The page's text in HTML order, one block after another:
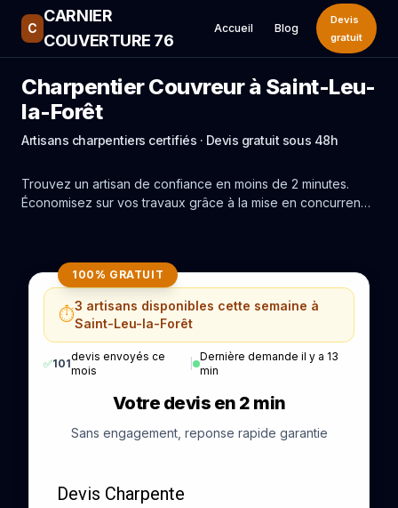
C
CARNIER
COUVERTURE 76
Accueil Blog
Devis
gratuit
Charpentier Couvreur à Saint-Leu-
la-Forêt
Artisans charpentiers certifiés · Devis gratuit sous 48h
Trouvez un artisan de confiance en moins de 2 minutes.
Économisez sur vos travaux grâce à la mise en concurrence
100% GRATUIT
⏱️3 artisans disponibles cette semaine à
Saint-Leu-la-Forêt
✅101
devis envoyés ce
mois
Dernière demande il y a 13
min
Votre devis en 2 min
Sans engagement, reponse rapide garantie
Devis Charpente